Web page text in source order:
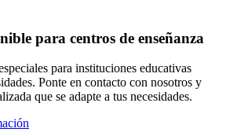
para centros de enseñanza
para instituciones educativas
Ponte en contacto con nosotros y
que se adapte a tus necesidades.